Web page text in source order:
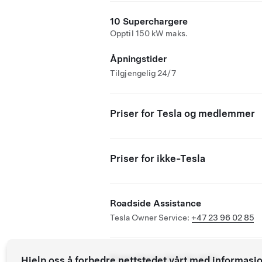
10 Superchargere
Opptil 150 kW maks.
Åpningstider
Tilgjengelig 24/7
Priser for Tesla og medlemmer
Priser for ikke-Tesla
Roadside Assistance
Tesla Owner Service: +47 23 96 02 85
Supercharger åpen for andre